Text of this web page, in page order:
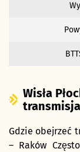
Wisła
Gdzie obejrzeć
– Raków